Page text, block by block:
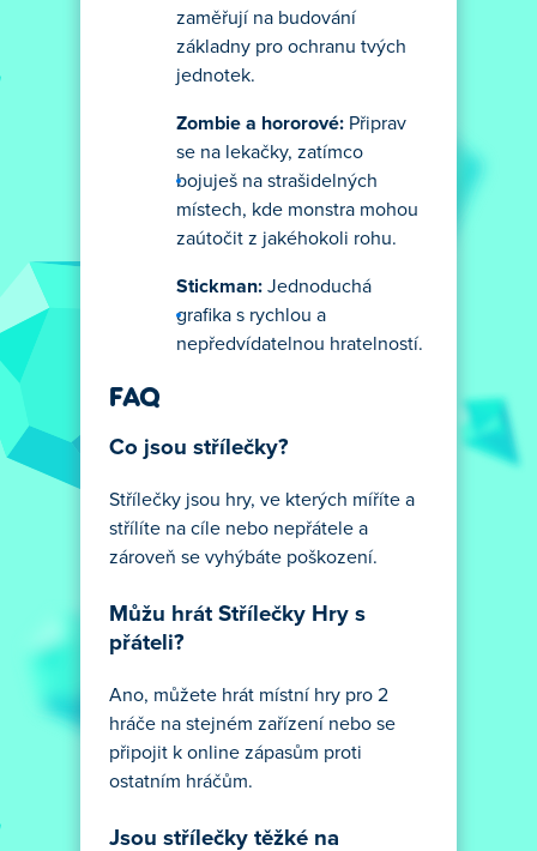
zaměřují na budování
základny pro ochranu tvých
jednotek.
Zombie a hororové: Připrav
se na lekačky, zatímco
bojuješ na strašidelných
místech, kde monstra mohou
zaútočit z jakéhokoli rohu.
Stickman: Jednoduchá
grafika s rychlou a
nepředvídatelnou hratelností.
FAQ
Co jsou střílečky?
Střílečky jsou hry, ve kterých míříte a
střílíte na cíle nebo nepřátele a
zároveň se vyhýbáte poškození.
Můžu hrát Střílečky Hry s
přáteli?
Ano, můžete hrát místní hry pro 2
hráče na stejném zařízení nebo se
připojit k online zápasům proti
ostatním hráčům.
Jsou střílečky těžké na